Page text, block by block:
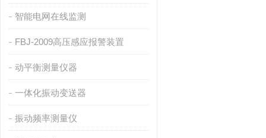
智能电网在线监测
FBJ-2009高压感应报警装置
动平衡测量仪器
一体化振动变送器
振动频率测量仪